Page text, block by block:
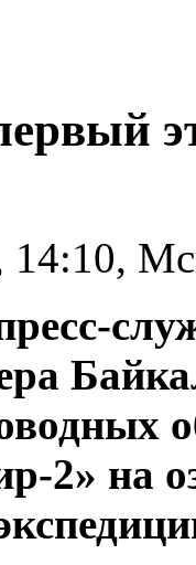
14:10,
2» на